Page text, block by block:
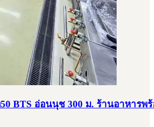
BTS อ่อนนุช 300 ม. ร้านอาหารพ